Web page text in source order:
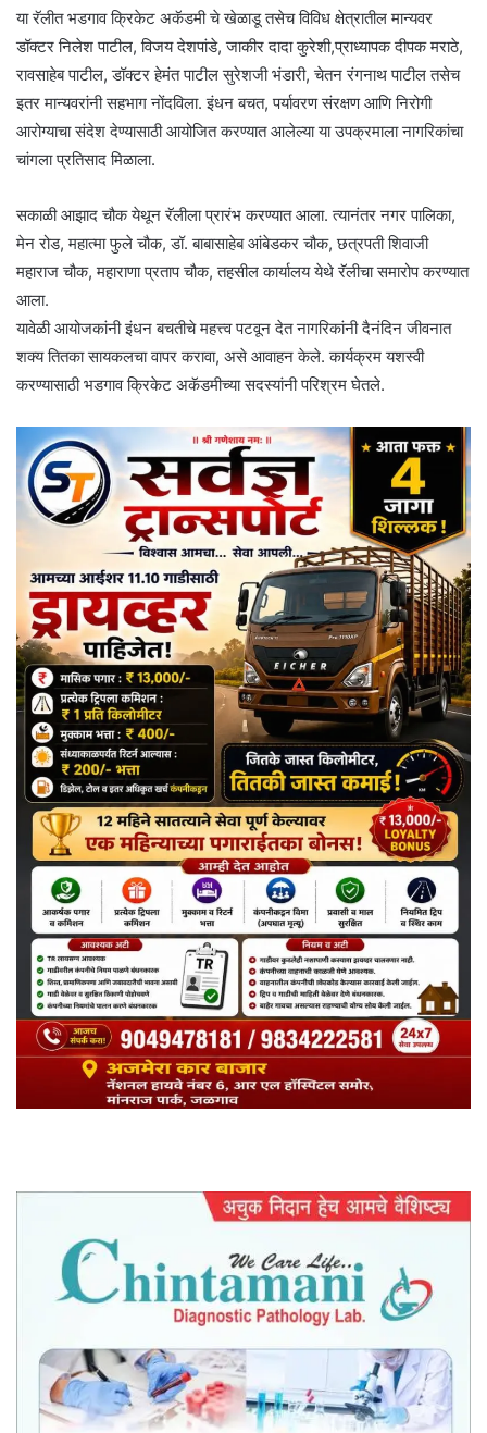
या रॅलीत भडगाव क्रिकेट अकॅडमी चे खेळाडू तसेच विविध क्षेत्रातील मान्यवर
डॉक्टर निलेश पाटील, विजय देशपांडे, जाकीर दादा कुरेशी,प्राध्यापक दीपक मराठे,
रावसाहेब पाटील, डॉक्टर हेमंत पाटील सुरेशजी भंडारी, चेतन रंगनाथ पाटील तसेच
इतर मान्यवरांनी सहभाग नोंदविला. इंधन बचत, पर्यावरण संरक्षण आणि निरोगी
आरोग्याचा संदेश देण्यासाठी आयोजित करण्यात आलेल्या या उपक्रमाला नागरिकांचा
चांगला प्रतिसाद मिळाला.
सकाळी आझाद चौक येथून रॅलीला प्रारंभ करण्यात आला. त्यानंतर नगर पालिका,
मेन रोड, महात्मा फुले चौक, डॉ. बाबासाहेब आंबेडकर चौक, छत्रपती शिवाजी
महाराज चौक, महाराणा प्रताप चौक, तहसील कार्यालय येथे रॅलीचा समारोप करण्यात
आला.
यावेळी आयोजकांनी इंधन बचतीचे महत्त्व पटवून देत नागरिकांनी दैनंदिन जीवनात
शक्य तितका सायकलचा वापर करावा, असे आवाहन केले. कार्यक्रम यशस्वी
करण्यासाठी भडगाव क्रिकेट अकॅडमीच्या सदस्यांनी परिश्रम घेतले.